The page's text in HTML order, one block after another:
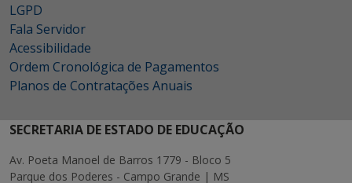
LGPD
Fala Servidor
Acessibilidade
Ordem Cronológica de Pagamentos
Planos de Contratações Anuais
SECRETARIA DE ESTADO DE EDUCAÇÃO
Av. Poeta Manoel de Barros 1779 - Bloco 5
Parque dos Poderes - Campo Grande | MS